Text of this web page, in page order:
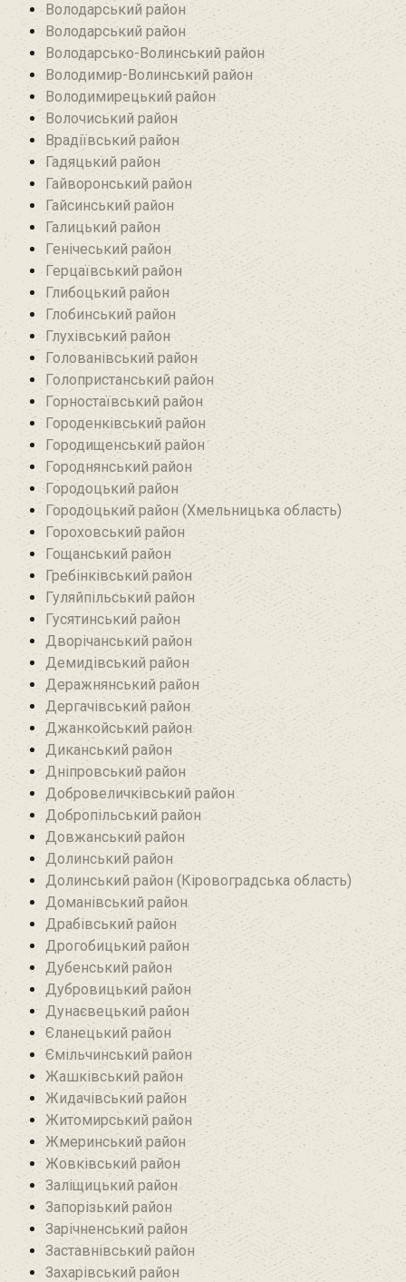
Володарський район
Володарський район
Володарсько-Волинський район
Володимир-Волинський район
Володимирецький район‎
Волочиський район
Врадіївський район‎
Гадяцький район
Гайворонський район
Гайсинський район
Галицький район
Генічеський район
Герцаївський район
Глибоцький район
Глобинський район
Глухівський район‎
Голованівський район
Голопристанський район
Горностаївський район‎
Городенківський район
Городищенський район‎
Городнянський район
Городоцький район
Городоцький район (Хмельницька область)
Гороховський район
Гощанський район
Гребінківський район
Гуляйпільський район‎
Гусятинський район‎
Дворічанський район
Демидівський район
Деражнянський район
Дергачівський район
Джанкойський район
Диканський район
Дніпровський район
Добровеличківський район
Добропільський район‎
Довжанський район
Долинський район
Долинський район (Кіровоградська область)
Доманівський район‎
Драбівський район‎
Дрогобицький район
Дубенський район
Дубровицький район‎
Дунаєвецький район
Єланецький район‎
Ємільчинський район
Жашківський район
Жидачівський район
Житомирський район
Жмеринський район
Жовківський район
Заліщицький район‎
Запорізький район
Зарічненський район
Заставнівський район
Захарівський район